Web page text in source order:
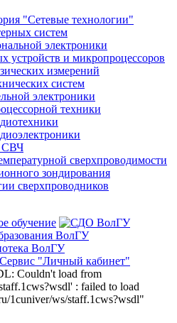
"Сетевые технологии"
систем
электроники
устройств и микропроцессоров
измерений
систем
электроники
техники
СВЧ
сверхпроводимости
зондирования
сверхпроводников
обучение
ВолГУ
ВолГУ
Сервис "Личный кабинет"
Couldn't load from
: failed to load
1cuniver/ws/staff.1cws?wsdl"